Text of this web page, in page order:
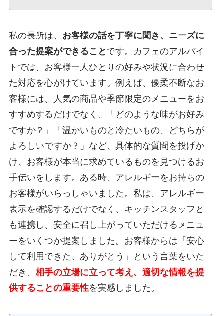
私の長所は、 お客様の話を丁寧に聞き、ニーズに
合った提案ができること です。カフェのアルバイ
トでは、お客様一人ひとりの好みや状況に合わせ
た対応を心がけています。例えば、優柔不断なお
客様には、人気の商品や季節限定のメニューをお
すすめするだけでなく、「どのような味がお好み
ですか？」「温かいものと冷たいもの、どちらが
よろしいですか？」など、具体的な質問を投げか
け、お客様が本当に求めているものを見つけるお
手伝いをします。ある時、アレルギーをお持ちの
お客様がいらっしゃいました。私は、アレルギー
表示を確認するだけでなく、キッチンスタッフと
も連携し、安全に召し上がっていただけるメニュ
ーをいくつか提案しました。お客様からは「安心
して利用できた、ありがとう」という言葉をいた
だき、 相手の立場に立って考え、適切な情報を提
供することの重要性を実感しました。